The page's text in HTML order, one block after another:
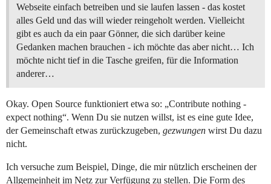
Webseite einfach betreiben und sie laufen lassen - das kostet
alles Geld und das will wieder reingeholt werden. Vielleicht
gibt es auch da ein paar Gönner, die sich darüber keine
Gedanken machen brauchen - ich möchte das aber nicht… Ich
möchte nicht tief in die Tasche greifen, für die Information
anderer…
Okay. Open Source funktioniert etwa so: „Contribute nothing -
expect nothing“. Wenn Du sie nutzen willst, ist es eine gute Idee,
der Gemeinschaft etwas zurückzugeben, gezwungen wirst Du dazu
nicht.
Ich versuche zum Beispiel, Dinge, die mir nützlich erscheinen der
Allgemeinheit im Netz zur Verfügung zu stellen. Die Form des